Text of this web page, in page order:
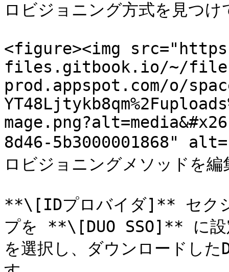
ロビジョニング方式を見
<figure><img
files.gitbook.io/~/
prod.appspot.com/o/
8d46-5b3000001868"
ロビジョニングメソッド
**\[IDプロバイダ]** セクシ
プを **\[DUO SSO]** に
を選択し、ダウンロードし